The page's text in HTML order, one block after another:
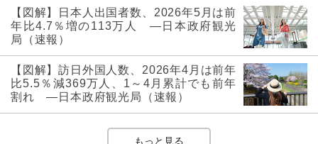
【図解】日本人出国者数、2026年5月は前
年比4.7％増の113万人 ―日本政府観光
局（速報）
【図解】訪日外国人数、2026年4月は前年
比5.5％減369万人、1～4月累計でも前年
割れ ―日本政府観光局（速報）
もっと見る